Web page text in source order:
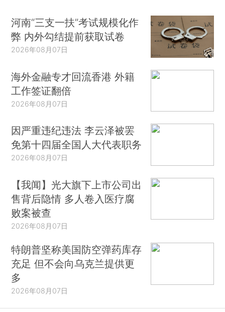
河南“三支一扶”考试规模化作
弊 内外勾结提前获取试卷
2026年08月07日
海外金融专才回流香港 外籍
工作签证翻倍
2026年08月07日
因严重违纪违法 李云泽被罢
免第十四届全国人大代表职务
2026年08月07日
【我闻】光大旗下上市公司出
售背后隐情 多人卷入医疗腐
败案被查
2026年08月07日
特朗普坚称美国防空弹药库存
充足 但不会向乌克兰提供更
多
2026年08月07日